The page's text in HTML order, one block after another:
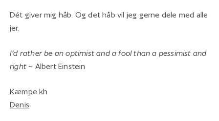
Dét giver mig håb. Og det håb vil jeg gerne dele med alle
jer.
I’d rather be an optimist and a fool than a pessimist and
right ~ Albert Einstein
Kæmpe kh
Denis